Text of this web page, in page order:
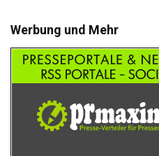
Werbung und Mehr